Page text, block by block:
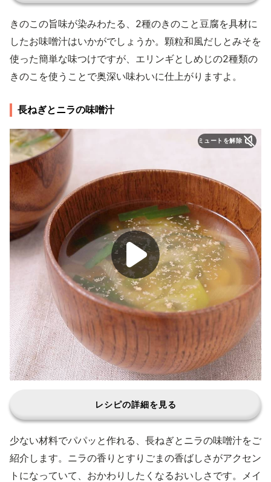
きのこの旨味が染みわたる、2種のきのこと豆腐を具材に
したお味噌汁はいかがでしょうか。顆粒和風だしとみそを
使った簡単な味つけですが、エリンギとしめじの2種類の
きのこを使うことで奥深い味わいに仕上がりますよ。
長ねぎとニラの味噌汁
ミュートを解除
レシピの詳細を見る
少ない材料でパパッと作れる、長ねぎとニラの味噌汁をご
紹介します。ニラの香りとすりごまの香ばしさがアクセン
トになっていて、おかわりしたくなるおいしさです。メイ